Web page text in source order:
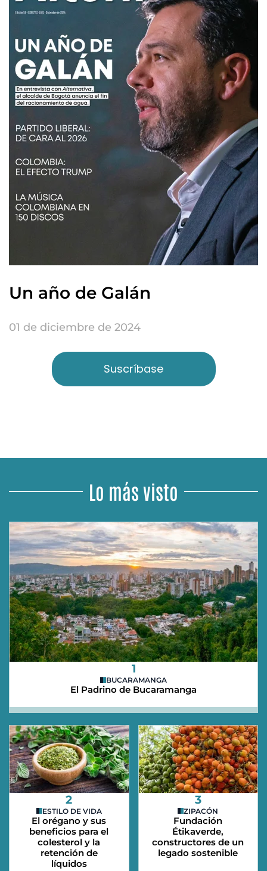
Un año de Galán
01 de diciembre de 2024
Suscríbase
Lo más visto
1
BUCARAMANGA
El Padrino de Bucaramanga
2
ESTILO DE VIDA
El orégano y sus
beneficios para el
colesterol y la
retención de
líquidos
3
ZIPACÓN
Fundación
Étikaverde,
constructores de un
legado sostenible